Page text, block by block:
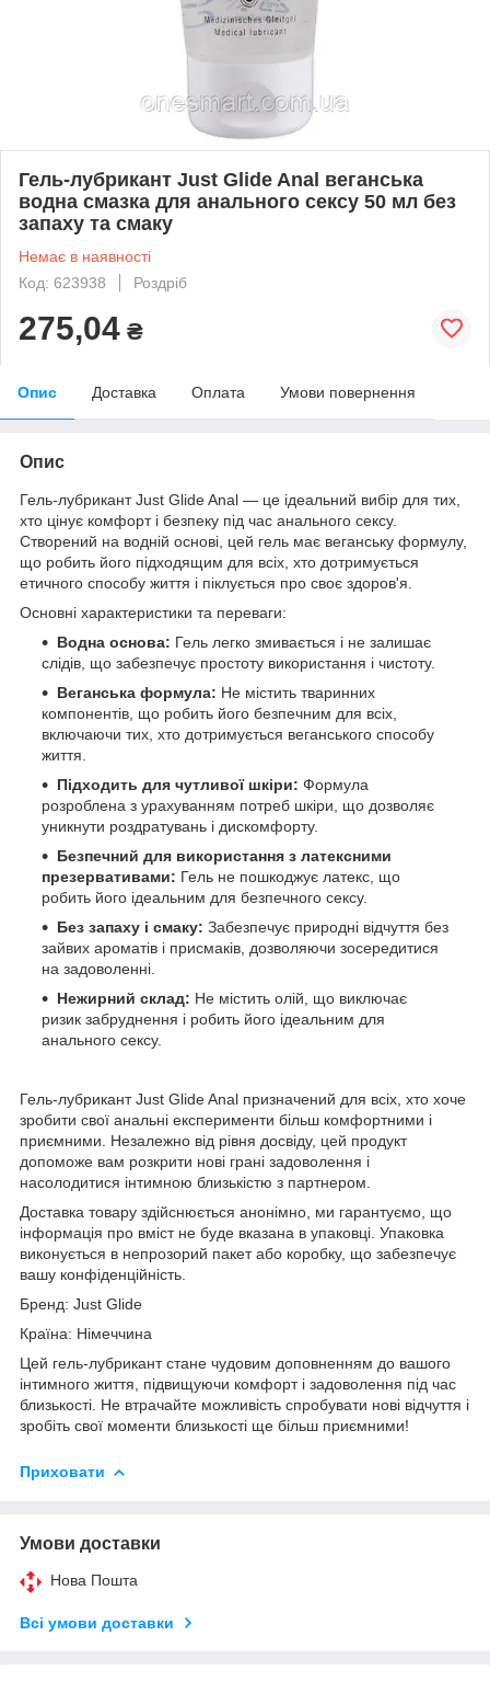
Гель-лубрикант Just Glide Anal веганська
водна смазка для анального сексу 50 мл без
запаху та смаку
Немає в наявності
Код: 623938
Роздріб
275,04 ₴
Опис Доставка Оплата Умови повернення
Опис
Гель-лубрикант Just Glide Anal — це ідеальний вибір для тих,
хто цінує комфорт і безпеку під час анального сексу.
Створений на водній основі, цей гель має веганську формулу,
що робить його підходящим для всіх, хто дотримується
етичного способу життя і піклується про своє здоров'я.
Основні характеристики та переваги:
Водна основа: Гель легко змивається і не залишає
слідів, що забезпечує простоту використання і чистоту.
Веганська формула: Не містить тваринних
компонентів, що робить його безпечним для всіх,
включаючи тих, хто дотримується веганського способу
життя.
Підходить для чутливої шкіри: Формула
розроблена з урахуванням потреб шкіри, що дозволяє
уникнути роздратувань і дискомфорту.
Безпечний для використання з латексними
презервативами: Гель не пошкоджує латекс, що
робить його ідеальним для безпечного сексу.
Без запаху і смаку: Забезпечує природні відчуття без
зайвих ароматів і присмаків, дозволяючи зосередитися
на задоволенні.
Нежирний склад: Не містить олій, що виключає
ризик забруднення і робить його ідеальним для
анального сексу.
Гель-лубрикант Just Glide Anal призначений для всіх, хто хоче
зробити свої анальні експерименти більш комфортними і
приємними. Незалежно від рівня досвіду, цей продукт
допоможе вам розкрити нові грані задоволення і
насолодитися інтимною близькістю з партнером.
Доставка товару здійснюється анонімно, ми гарантуємо, що
інформація про вміст не буде вказана в упаковці. Упаковка
виконується в непрозорий пакет або коробку, що забезпечує
вашу конфіденційність.
Бренд: Just Glide
Країна: Німеччина
Цей гель-лубрикант стане чудовим доповненням до вашого
інтимного життя, підвищуючи комфорт і задоволення під час
близькості. Не втрачайте можливість спробувати нові відчуття і
зробіть свої моменти близькості ще більш приємними!
Приховати
Умови доставки
Нова Пошта
Всі умови доставки